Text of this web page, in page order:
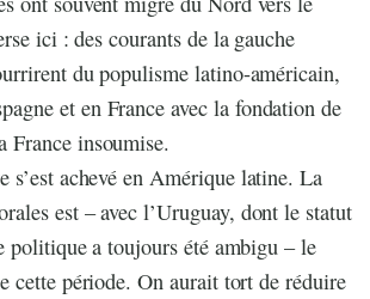
ici : des courants de la gauche
du populisme latino-américain,
et en France avec la fondation de
France insoumise.
s’est achevé en Amérique latine. La
est – avec l’Uruguay, dont le statut
politique a toujours été ambigu – le
cette période. On aurait tort de réduire